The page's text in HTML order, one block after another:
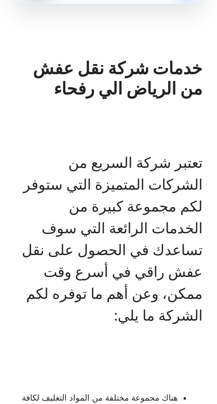
خدمات شركة نقل عفش
من الرياض الي رفحاء
تعتبر شركة السريع من
الشركات المتميزة التي ستوفر
لكم مجموعة كبيرة من
الخدمات الرائعة التي سوف
تساعدك في الحصول على نقل
عفش راقي في أسرع وقت
ممكن، وعن أهم ما توفره لكم
الشركة ما يلي:
هناك مجموعة مختلفة من المواد التغليف لكافة